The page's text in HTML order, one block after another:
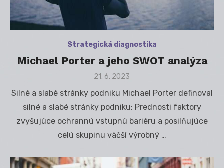
Strategická diagnostika
Michael Porter a jeho SWOT analýza
Posted
21. 6. 2023
Silné a slabé stránky podniku Michael Porter definoval
silné a slabé stránky podniku: Prednosti faktory
zvyšujúce ochrannú vstupnú bariéru a posilňujúce
celú skupinu väčší výrobný …